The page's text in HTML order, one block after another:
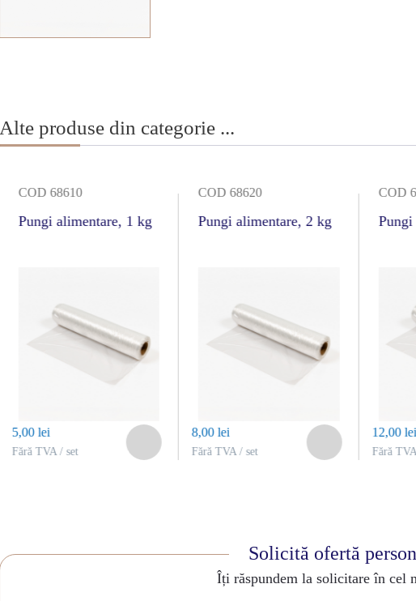
Alte produse din categorie ...
COD 68610
Pungi alimentare, 1 kg
5,00 lei
Fără TVA / set
COD 68620
Pungi alimentare, 2 kg
8,00 lei
Fără TVA / set
COD
12,00 lei
Fără
Solicită ofertă
Îți răspundem la solicitare în cel